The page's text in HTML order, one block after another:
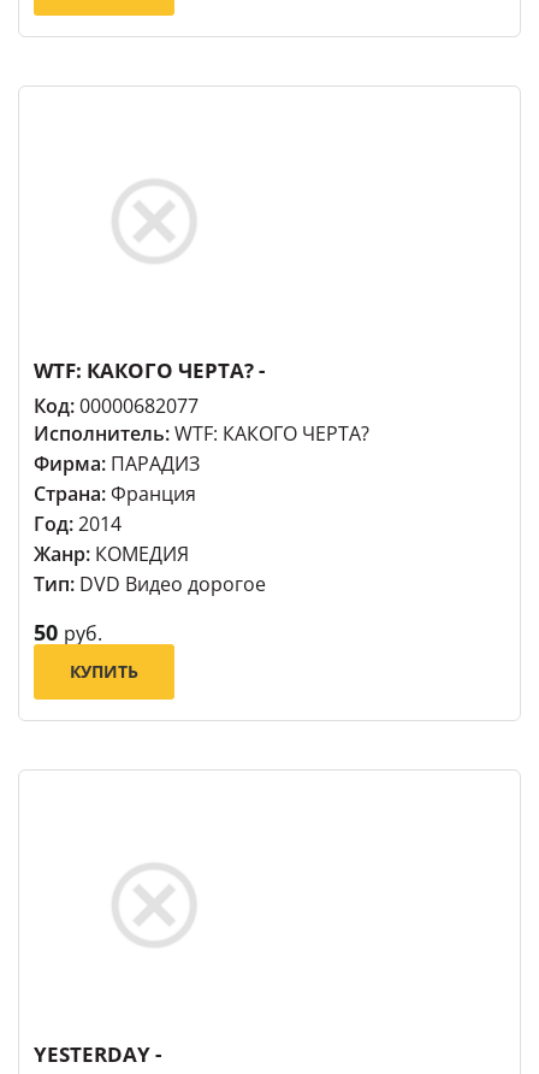
WTF: КАКОГО ЧЕРТА? -
Код:00000682077
Исполнитель:WTF: КАКОГО ЧЕРТА?
Фирма: ПАРАДИЗ
Страна:Франция
Год:2014
Жанр: КОМЕДИЯ
Тип: DVD Видео дорогое
50 руб.
КУПИТЬ
YESTERDAY -